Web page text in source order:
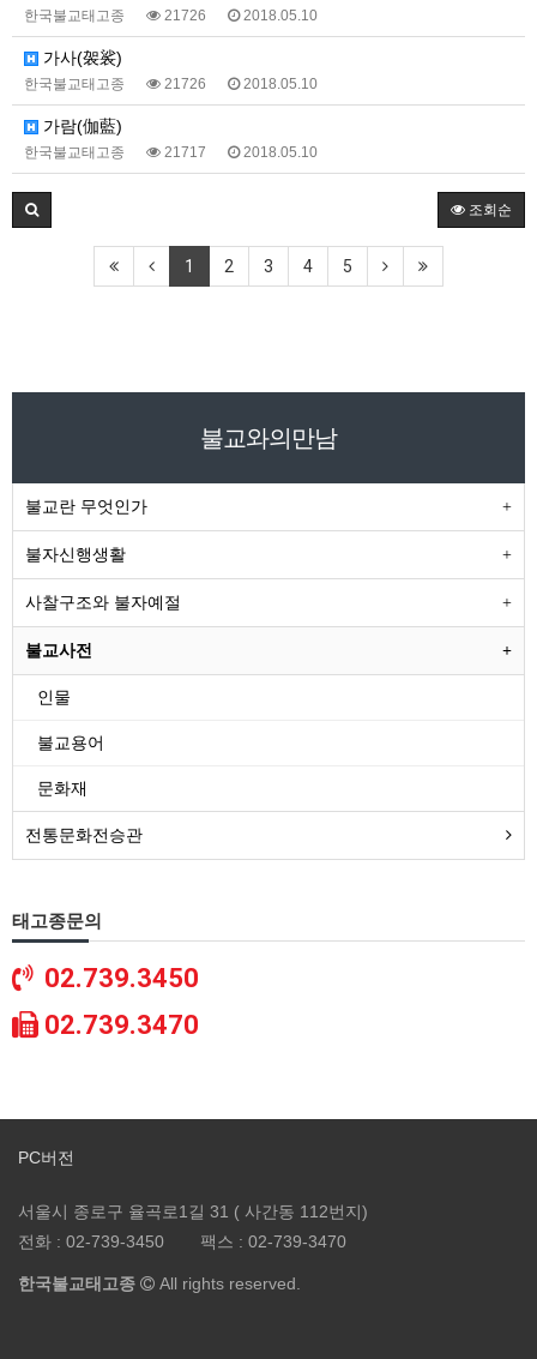
한국불교태고종 21726 2018.05.10
가사(袈裟)
한국불교태고종 21726 2018.05.10
가람(伽藍)
한국불교태고종 21717 2018.05.10
조회순
1 2 3 4 5
불교와의만남
불교란 무엇인가
불자신행생활
사찰구조와 불자예절
불교사전
인물
불교용어
문화재
전통문화전승관
태고종문의
02.739.3450
02.739.3470
PC버전
서울시 종로구 율곡로1길 31 ( 사간동 112번지)
전화 : 02-739-3450 팩스 : 02-739-3470
한국불교태고종 All rights reserved.